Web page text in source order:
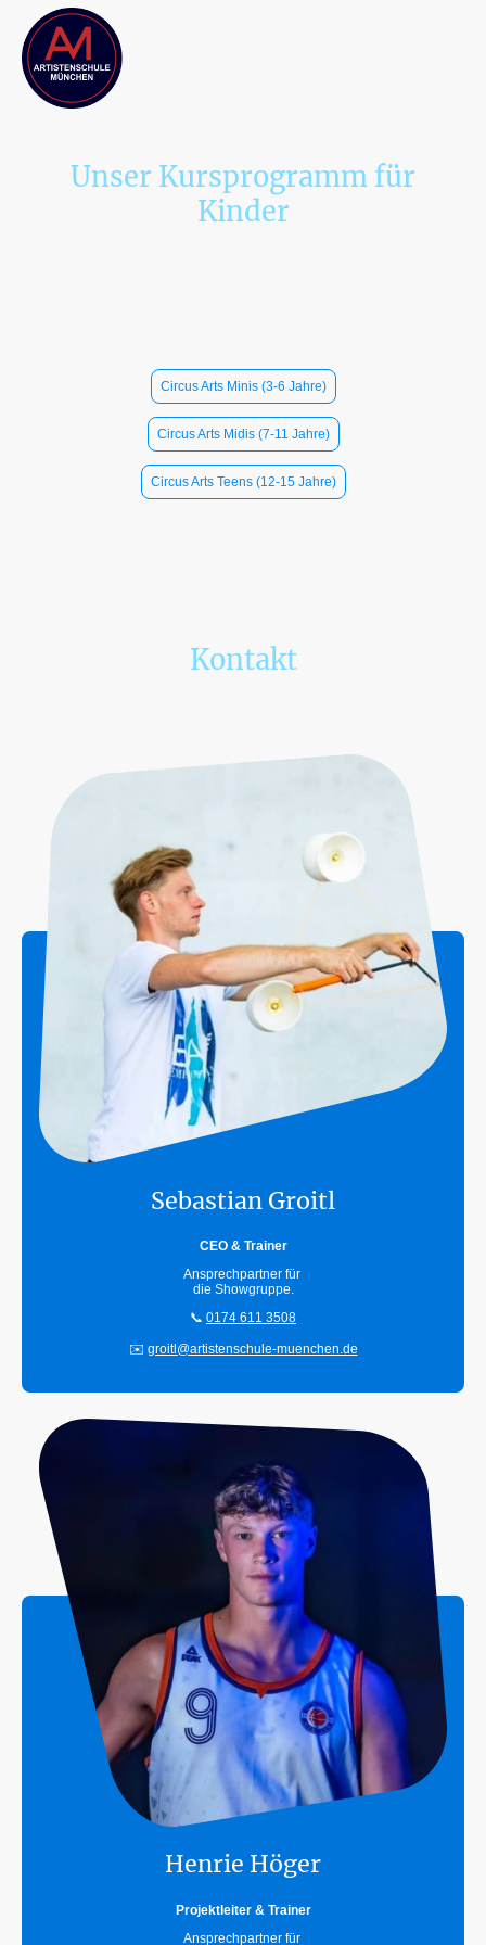
Unser Kursprogramm für
Kinder
Circus Arts Minis (3-6 Jahre)
Circus Arts Midis (7-11 Jahre)
Circus Arts Teens (12-15 Jahre)
Kontakt
Sebastian Groitl
CEO & Trainer
Ansprechpartner für
die Showgruppe.
📞 0174 611 3508
✉️ groitl@artistenschule-muenchen.de
Henrie Höger
Projektleiter & Trainer
Ansprechpartner für